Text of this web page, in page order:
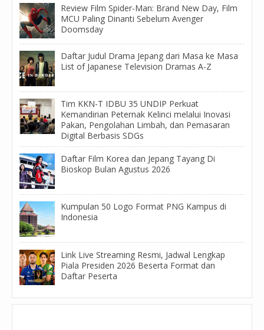
Review Film Spider-Man: Brand New Day, Film
MCU Paling Dinanti Sebelum Avenger
Doomsday
Daftar Judul Drama Jepang dari Masa ke Masa
List of Japanese Television Dramas A-Z
Tim KKN-T IDBU 35 UNDIP Perkuat
Kemandirian Peternak Kelinci melalui Inovasi
Pakan, Pengolahan Limbah, dan Pemasaran
Digital Berbasis SDGs
Daftar Film Korea dan Jepang Tayang Di
Bioskop Bulan Agustus 2026
Kumpulan 50 Logo Format PNG Kampus di
Indonesia
Link Live Streaming Resmi, Jadwal Lengkap
Piala Presiden 2026 Beserta Format dan
Daftar Peserta